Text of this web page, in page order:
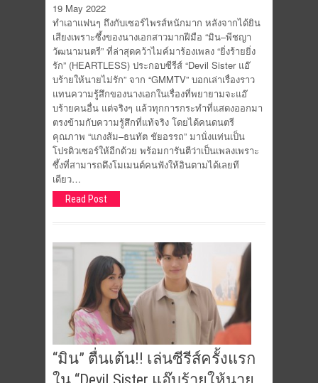
19 May 2022
ทำเอาแฟนๆ ถึงกับเซอร์ไพรส์หนักมาก หลังจากได้ยิน
เสียงเพราะซึ้งของนางเอกสาวมากฝีมือ “มิน–พีชญา
วัฒนามนตรี” ที่ล่าสุดคว้าไมค์มาร้องเพลง “ยิ่งร้ายยิ่ง
รัก” (HEARTLESS) ประกอบซีรีส์ “Devil Sister แอ๊
บร้ายให้นายไม่รัก” จาก “GMMTV” บอกเล่าเรื่องราว
แทนความรู้สึกของนางเอกในเรื่องที่พยายามจะแอ๊
บร้ายคนอื่น แต่จริงๆ แล้วทุกการกระทำที่แสดงออกมา
ตรงข้ามกับความรู้สึกที่แท้จริง โดยได้คนดนตรี
คุณภาพ “แกงส้ม–ธนทัต ชัยอรรถ” มานั่งแท่นเป็น
โปรดิวเซอร์ให้อีกด้วย พร้อมการันตีว่าเป็นเพลงเพราะ
ซึ้งที่สามารถดึงโมเมนต์คนฟังให้อินตามได้เลยที
เดียว…
Read Post
“มิน” ตื่นเต้น!! เล่นซีรีส์ครั้งแรก